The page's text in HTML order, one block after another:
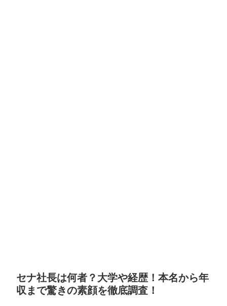
セナ社長は何者？大学や経歴！本名から年
収まで驚きの素顔を徹底調査！